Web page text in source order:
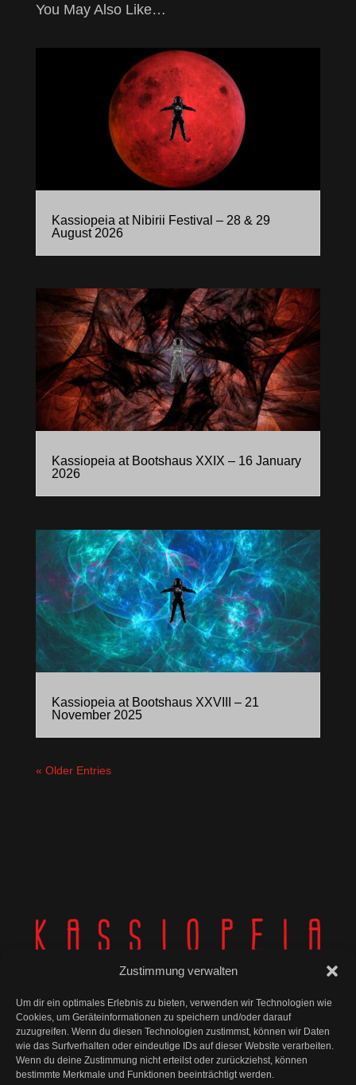
Zustimmung verwalten
Um dir ein optimales Erlebnis zu bieten, verwenden wir Technologien wie
Cookies, um Geräteinformationen zu speichern und/oder darauf
zuzugreifen. Wenn du diesen Technologien zustimmst, können wir Daten
wie das Surfverhalten oder eindeutige IDs auf dieser Website verarbeiten.
Wenn du deine Zustimmung nicht erteilst oder zurückziehst, können
bestimmte Merkmale und Funktionen beeinträchtigt werden.
You May Also Like…
Kassiopeia at Nibirii Festival – 28 & 29
August 2026
Kassiopeia at Bootshaus XXIX – 16 January
2026
Kassiopeia at Bootshaus XXVIII – 21
November 2025
« Older Entries
© Kassiopeia 2025